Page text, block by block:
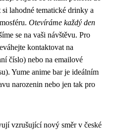
lahodné tematické drinky a
Otevíráme každý den
se na vaši návštěvu. Pro
kontaktovat na
číslo) nebo na emailové
Yume anime bar je ideálním
narozenin nebo jen tak pro
vzrušující nový směr v české